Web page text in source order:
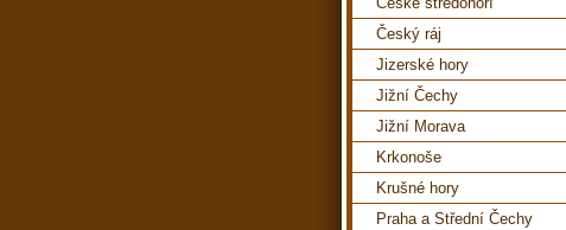
Český ráj
Jizerské hory
Jižní Čechy
Jižní Morava
Krkonoše
Krušné hory
Praha a Střední Čechy